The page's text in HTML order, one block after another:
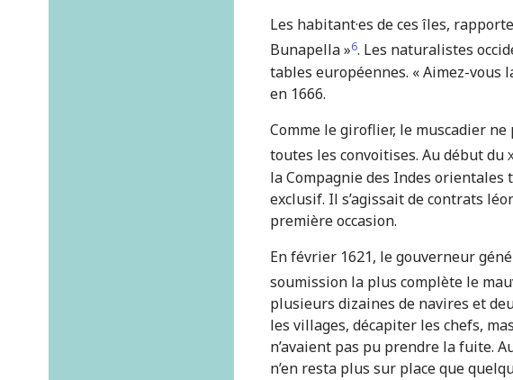
Les habitant·es de ces îles,
Bunapella »6. Les naturalistes
tables européennes. « Aimez-vous
en 1666.
Comme le giroflier, le muscadier
toutes les convoitises. Au début du
la Compagnie des Indes orientales
exclusif. Il s’agissait de contrats
première occasion.
En février 1621, le gouverneur
soumission la plus complète le
plusieurs dizaines de navires et
les villages, décapiter les chefs,
n’a­vaient pas pu prendre la fuite.
n’en resta plus sur place que